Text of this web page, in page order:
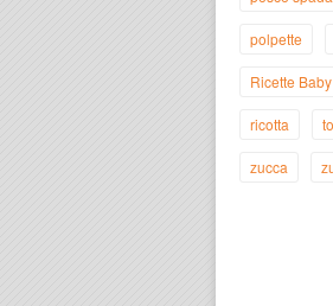
polpette
Ricette Baby
ricotta
zucca